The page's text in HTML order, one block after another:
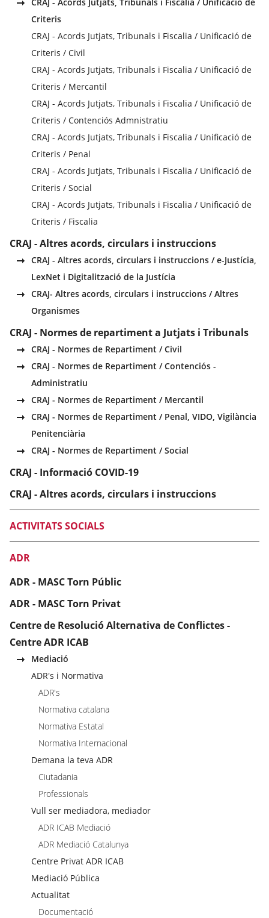
Criteris
CRAJ - Acords Jutjats, Tribunals i Fiscalia / Unificació de
Criteris / Civil
CRAJ - Acords Jutjats, Tribunals i Fiscalia / Unificació de
Criteris / Mercantil
CRAJ - Acords Jutjats, Tribunals i Fiscalia / Unificació de
Criteris / Contenciós Admnistratiu
CRAJ - Acords Jutjats, Tribunals i Fiscalia / Unificació de
Criteris / Penal
CRAJ - Acords Jutjats, Tribunals i Fiscalia / Unificació de
Criteris / Social
CRAJ - Acords Jutjats, Tribunals i Fiscalia / Unificació de
Criteris / Fiscalia
CRAJ - Altres acords, circulars i instruccions
CRAJ - Altres acords, circulars i instruccions / e-Justícia,
LexNet i Digitalització de la Justícia
CRAJ- Altres acords, circulars i instruccions / Altres
Organismes
CRAJ - Normes de repartiment a Jutjats i Tribunals
CRAJ - Normes de Repartiment / Civil
CRAJ - Normes de Repartiment / Contenciós -
Administratiu
CRAJ - Normes de Repartiment / Mercantil
CRAJ - Normes de Repartiment / Penal, VIDO, Vigilància
Penitenciària
CRAJ - Normes de Repartiment / Social
CRAJ - Informació COVID-19
CRAJ - Altres acords, circulars i instruccions
ACTIVITATS SOCIALS
ADR
ADR - MASC Torn Públic
ADR - MASC Torn Privat
Centre de Resolució Alternativa de Conflictes -
Centre ADR ICAB
Mediació
ADR's i Normativa
ADR's
Normativa catalana
Normativa Estatal
Normativa Internacional
Demana la teva ADR
Ciutadania
Professionals
Vull ser mediadora, mediador
ADR ICAB Mediació
ADR Mediació Catalunya
Centre Privat ADR ICAB
Mediació Pública
Actualitat
Documentació